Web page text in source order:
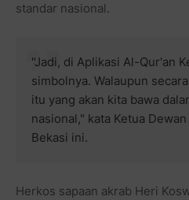
standar nasional.
"Jadi, di Aplikasi Al-Qur'an
simbolnya. Walaupun
itu yang akan kita bawa
nasional," kata Ketua
Bekasi ini.
Herkos sapaan akrab Heri